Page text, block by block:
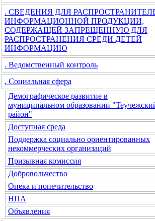
. СВЕДЕНИЯ ДЛЯ
ИНФОРМАЦИОННОЙ ПРОДУКЦИИ,
СОДЕРЖАЩЕЙ ЗАПРЕЩЕННУЮ ДЛЯ
РАСПРОСТРАНЕНИЯ СРЕДИ ДЕТЕЙ
ИНФОРМАЦИЮ
. Ведомственный контроль
. Социальная сфера
Демографическое развитие в
муниципальном образовании
район"
Доступная среда
Поддержка социально ориентированных
некоммерческих организаций
Призывная комиссия
Добровольчество
Опека и попечительство
НПА
Объявления